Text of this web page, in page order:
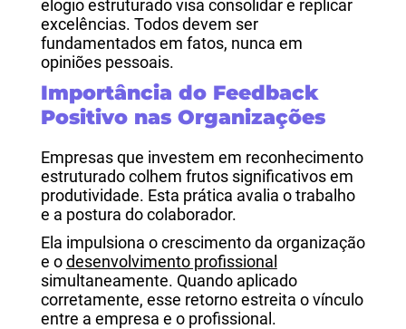
elogio estruturado visa consolidar e replicar
excelências. Todos devem ser
fundamentados em fatos, nunca em
opiniões pessoais.
Importância do Feedback
Positivo nas Organizações
Empresas que investem em reconhecimento
estruturado colhem frutos significativos em
produtividade. Esta prática avalia o trabalho
e a postura do colaborador.
Ela impulsiona o crescimento da organização
e odesenvolvimento profissional
simultaneamente. Quando aplicado
corretamente, esse retorno estreita o vínculo
entre a empresa e o profissional.